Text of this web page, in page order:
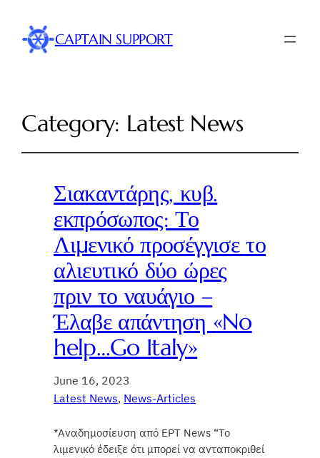
CAPTAIN SUPPORT
Category: Latest News
Σιακαντάρης, κυβ.
εκπρόσωπος: Το
Λιμενικό προσέγγισε το
αλιευτικό δύο ώρες
πριν το ναυάγιο –
Έλαβε απάντηση «No
help…Go Italy»
June 16, 2023
Latest News, News-Articles
*Αναδημοσίευση από ΕΡΤ News “Το
λιμενικό έδειξε ότι μπορεί να ανταποκριθεί